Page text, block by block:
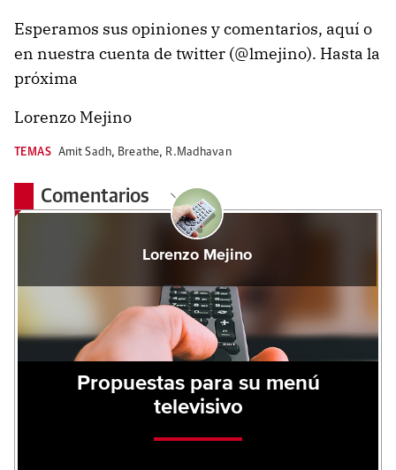
Esperamos sus opiniones y comentarios, aquí o
en nuestra cuenta de twitter (@lmejino). Hasta la
próxima
Lorenzo Mejino
TEMAS Amit Sadh, Breathe, R.Madhavan
Comentarios
Lorenzo Mejino
Propuestas para su menú
televisivo